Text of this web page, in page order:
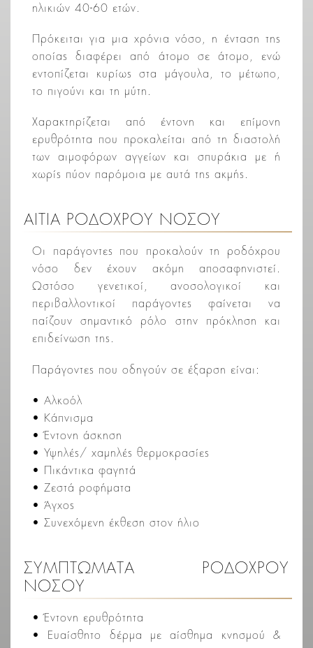
ηλικιών 40-60 ετών.
Πρόκειται για μια χρόνια νόσο, η ένταση της
οποίας διαφέρει από άτομο σε άτομο, ενώ
εντοπίζεται κυρίως στα μάγουλα, το μέτωπο,
το πιγούνι και τη μύτη.
Χαρακτηρίζεται από έντονη και επίμονη
ερυθρότητα που προκαλείται από τη διαστολή
των αιμοφόρων αγγείων και σπυράκια με ή
χωρίς πύον παρόμοια με αυτά της ακμής.
ΑΙΤΙΑ ΡΟΔΟΧΡΟΥ ΝΟΣΟΥ
Οι παράγοντες που προκαλούν τη ροδόχρου
νόσο δεν έχουν ακόμη αποσαφηνιστεί.
Ωστόσο γενετικοί, ανοσολογικοί και
περιβαλλοντικοί παράγοντες φαίνεται να
παίζουν σημαντικό ρόλο στην πρόκληση και
επιδείνωση της.
Παράγοντες που οδηγούν σε έξαρση είναι:
• Αλκοόλ
• Κάπνισμα
• Έντονη άσκηση
• Υψηλές/ χαμηλές θερμοκρασίες
• Πικάντικα φαγητά
• Ζεστά ροφήματα
• Άγχος
• Συνεχόμενη έκθεση στον ήλιο
ΣΥΜΠΤΩΜΑΤΑ ΡΟΔΟΧΡΟΥ
ΝΟΣΟΥ
• Έντονη ερυθρότητα
• Ευαίσθητο δέρμα με αίσθημα κνησμού &